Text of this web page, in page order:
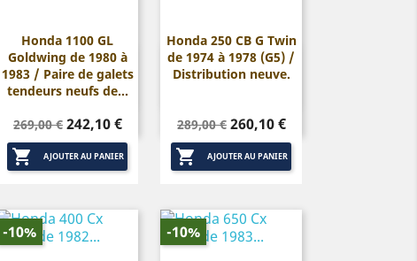
Honda 1100 GL
Goldwing de 1980 à
1983 / Paire de galets
tendeurs neufs de...
Prix
de
base
269,00 € Prix
242,10 €
 AJOUTER AU PANIER
Aperçu rapide
Honda 250 CB G Twin
de 1974 à 1978 (G5) /
Distribution neuve.
Prix
de
base
289,00 € Prix
260,10 €
 AJOUTER AU PANIER
Aperçu rapide
-10% -10%